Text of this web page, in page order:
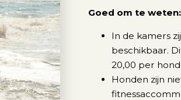
Goed om te weten:
In de kamers
beschikbaar.
20,00 per
Honden zijn